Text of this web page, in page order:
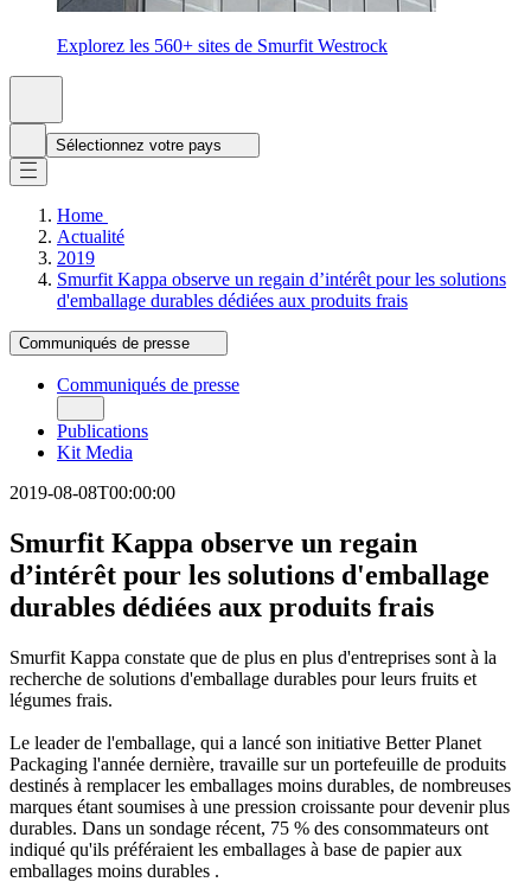
Explorez les 560+ sites de Smurfit Westrock
Sélectionnez votre pays
Home
Actualité
2019
Smurfit Kappa observe un regain d’intérêt pour les solutions
d'emballage durables dédiées aux produits frais
Communiqués de presse
Publications
Kit Media
Communiqués de presse
2025
2024
2022
2020
2019
2018
2017
Publications
Kit Media
2019-08-08T00:00:00
Smurfit Kappa observe un regain
d’intérêt pour les solutions d'emballage
durables dédiées aux produits frais
Smurfit Kappa constate que de plus en plus d'entreprises sont à la
recherche de solutions d'emballage durables pour leurs fruits et
légumes frais.
Le leader de l'emballage, qui a lancé son initiative Better Planet
Packaging l'année dernière, travaille sur un portefeuille de produits
destinés à remplacer les emballages moins durables, de nombreuses
marques étant soumises à une pression croissante pour devenir plus
durables. Dans un sondage récent, 75 % des consommateurs ont
indiqué qu'ils préféraient les emballages à base de papier aux
emballages moins durables .